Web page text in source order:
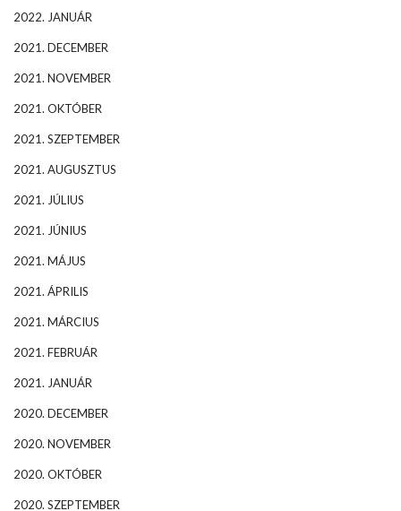
2022. JANUÁR
2021. DECEMBER
2021. NOVEMBER
2021. OKTÓBER
2021. SZEPTEMBER
2021. AUGUSZTUS
2021. JÚLIUS
2021. JÚNIUS
2021. MÁJUS
2021. ÁPRILIS
2021. MÁRCIUS
2021. FEBRUÁR
2021. JANUÁR
2020. DECEMBER
2020. NOVEMBER
2020. OKTÓBER
2020. SZEPTEMBER